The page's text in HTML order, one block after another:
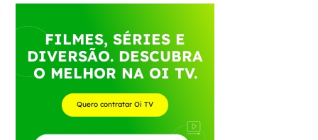
FILMES, SÉRIES E
DIVERSÃO. DESCUBRA
O MELHOR NA OI TV.
Quero contratar Oi TV